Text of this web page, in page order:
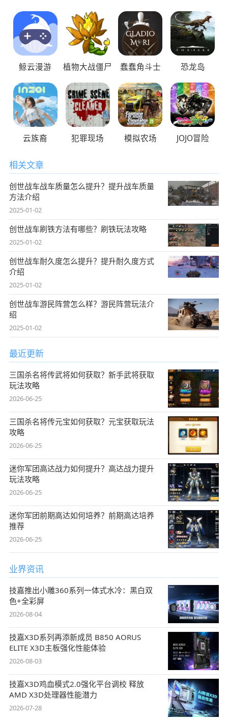
鲸云漫游 植物大战僵尸 蠢蠢角斗士 恐龙岛
云族裔 犯罪现场 模拟农场 JOJO冒险
相关文章
创世战车战车质量怎么提升？提升战车质量
方法介绍
2025-01-02
创世战车刷铁方法有哪些？刷铁玩法攻略
2025-01-02
创世战车耐久度怎么提升？提升耐久度方式
介绍
2025-01-02
创世战车游民阵营怎么样？游民阵营玩法介
绍
2025-01-02
最近更新
三国杀名将传武将如何获取？新手武将获取
玩法攻略
2026-06-25
三国杀名将传元宝如何获取？元宝获取玩法
攻略
2026-06-25
迷你军团高达战力如何提升？高达战力提升
玩法攻略
2026-06-25
迷你军团前期高达如何培养？前期高达培养
推荐
2026-06-25
业界资讯
技嘉推出小雕360系列一体式水冷：黑白双
色+全彩屏
2026-08-04
技嘉X3D系列再添新成员 B850 AORUS
ELITE X3D主板强化性能体验
2026-08-03
技嘉X3D鸡血模式2.0强化平台调校 释放
AMD X3D处理器性能潜力
2026-07-28